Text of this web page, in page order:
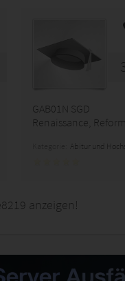
GAB01N SGD
Renaissance,
Abitur und
anzeigen!